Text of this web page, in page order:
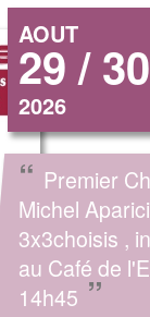
AOUT
29 / 30
2026
“ Premier
Michel
3x3choisis ,
au Café de
14h45 ”